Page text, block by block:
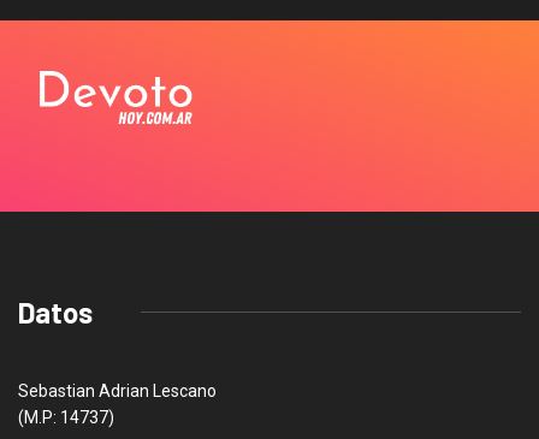
Datos
Sebastian Adrian Lescano
(M.P: 14737)